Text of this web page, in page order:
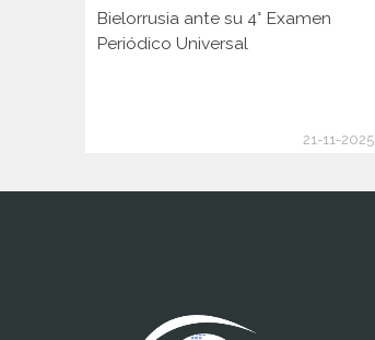
Bielorrusia ante su 4° Examen
Periódico Universal
21-11-2025